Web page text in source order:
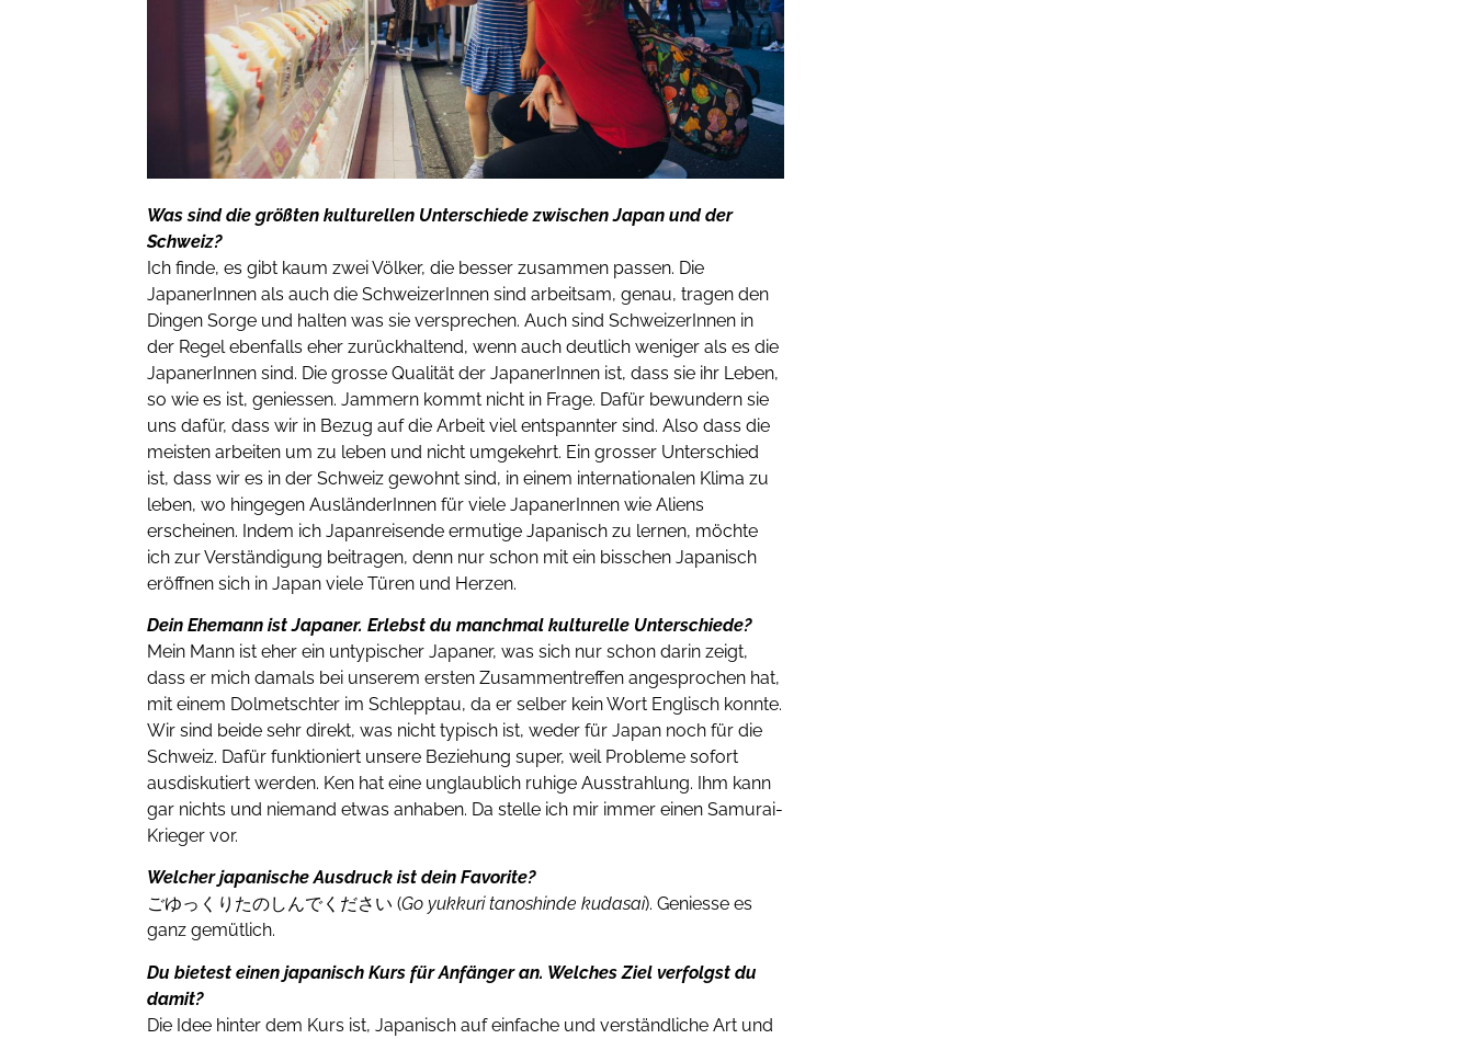
Was sind die größten kulturellen Unterschiede zwischen Japan und der
Schweiz?
Ich finde, es gibt kaum zwei Völker, die besser zusammen passen. Die
JapanerInnen als auch die SchweizerInnen sind arbeitsam, genau, tragen den
Dingen Sorge und halten was sie versprechen. Auch sind SchweizerInnen in
der Regel ebenfalls eher zurückhaltend, wenn auch deutlich weniger als es die
JapanerInnen sind. Die grosse Qualität der JapanerInnen ist, dass sie ihr Leben,
so wie es ist, geniessen. Jammern kommt nicht in Frage. Dafür bewundern sie
uns dafür, dass wir in Bezug auf die Arbeit viel entspannter sind. Also dass die
meisten arbeiten um zu leben und nicht umgekehrt. Ein grosser Unterschied
ist, dass wir es in der Schweiz gewohnt sind, in einem internationalen Klima zu
leben, wo hingegen AusländerInnen für viele JapanerInnen wie Aliens
erscheinen. Indem ich Japanreisende ermutige Japanisch zu lernen, möchte
ich zur Verständigung beitragen, denn nur schon mit ein bisschen Japanisch
eröffnen sich in Japan viele Türen und Herzen.
Dein Ehemann ist Japaner. Erlebst du manchmal kulturelle Unterschiede?
Mein Mann ist eher ein untypischer Japaner, was sich nur schon darin zeigt,
dass er mich damals bei unserem ersten Zusammentreffen angesprochen hat,
mit einem Dolmetschter im Schlepptau, da er selber kein Wort Englisch konnte.
Wir sind beide sehr direkt, was nicht typisch ist, weder für Japan noch für die
Schweiz. Dafür funktioniert unsere Beziehung super, weil Probleme sofort
ausdiskutiert werden. Ken hat eine unglaublich ruhige Ausstrahlung. Ihm kann
gar nichts und niemand etwas anhaben. Da stelle ich mir immer einen Samurai-
Krieger vor.
Welcher japanische Ausdruck ist dein Favorite?
ごゆっくりたのしんでください (Go yukkuri tanoshinde kudasai). Geniesse es
ganz gemütlich.
Du bietest einen japanisch Kurs für Anfänger an. Welches Ziel verfolgst du
damit?
Die Idee hinter dem Kurs ist, Japanisch auf einfache und verständliche Art und